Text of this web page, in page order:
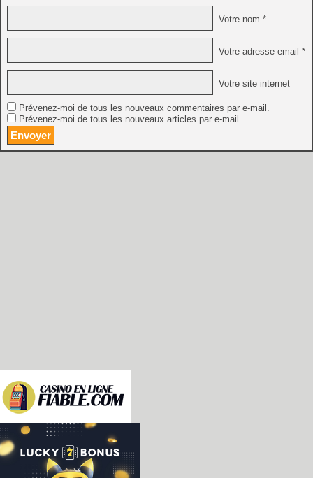
Votre nom *
Votre adresse email *
Votre site internet
Prévenez-moi de tous les nouveaux commentaires par e-mail.
Prévenez-moi de tous les nouveaux articles par e-mail.